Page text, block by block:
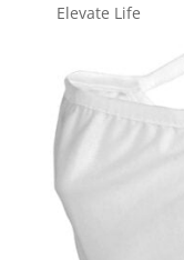
Elevate Life